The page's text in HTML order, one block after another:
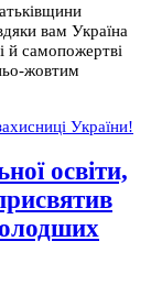
вам Україна
й самопожертві
жовтим
України!
освіти,